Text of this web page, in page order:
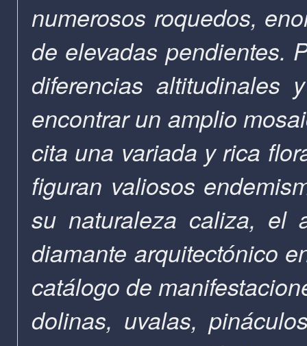
numerosos roquedos,
de elevadas pendientes.
diferencias
encontrar un amplio
cita una variada y rica
figuran valiosos
su naturaleza caliza, el
diamante arquitectónico
catálogo de
dolinas, uvalas,